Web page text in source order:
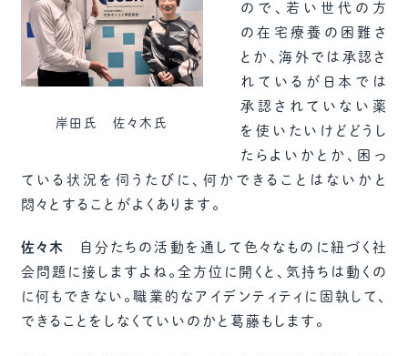
岸田氏 佐々木氏
ので、若い世代の方
の在宅療養の困難さ
とか、海外では承認さ
れているが日本では
承認されていない薬
を使いたいけどどうし
たらよいかとか、困っ
ている状況を伺うたびに、何かできることはないかと
悶々とすることがよくあります。
佐々木
自分たちの活動を通して色々なものに紐づく社
会問題に接しますよね。全方位に開くと、気持ちは動くの
に何もできない。職業的なアイデンティティに固執して、
できることをしなくていいのかと葛藤もします。